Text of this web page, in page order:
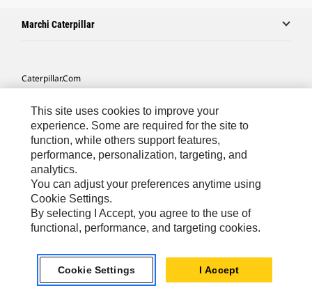
Marchi Caterpillar
Caterpillar.com
Le Mie Preferenze Di Marketing
Mappa Del Sito
Cookie Settings
Informazioni Legali
Tutela Della Privacy
Europe - Italian© 2026 Caterpillar. Tutti i diritti riservati.
This site uses cookies to improve your
experience. Some are required for the site to
function, while others support features,
performance, personalization, targeting, and
analytics.
You can adjust your preferences anytime using
Cookie Settings.
By selecting I Accept, you agree to the use of
functional, performance, and targeting cookies.
Cookie Settings I Accept